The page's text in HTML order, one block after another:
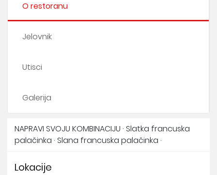
O restoranu
Jelovnik
Utisci
Galerija
NAPRAVI SVOJU KOMBINACIJU · Slatka francuska
palačinka · Slana francuska palačinka ·
Lokacije